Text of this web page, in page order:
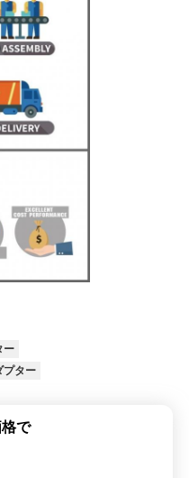
ー
プター
で